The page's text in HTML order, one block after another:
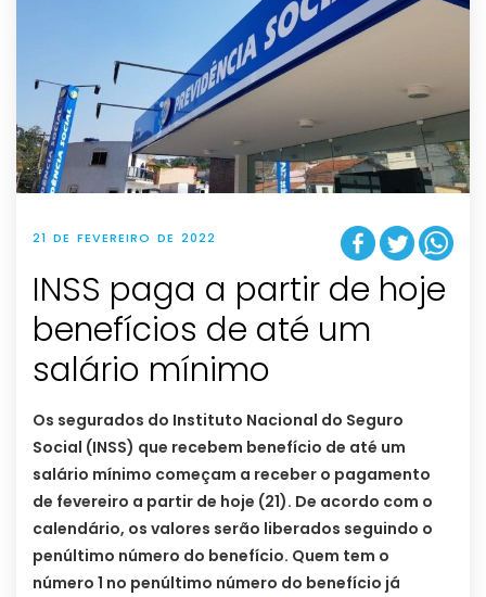
21 DE FEVEREIRO DE 2022
INSS paga a partir de hoje
benefícios de até um
salário mínimo
Os segurados do Instituto Nacional do Seguro
Social (INSS) que recebem benefício de até um
salário mínimo começam a receber o pagamento
de fevereiro a partir de hoje (21). De acordo com o
calendário, os valores serão liberados seguindo o
penúltimo número do benefício. Quem tem o
número 1 no penúltimo número do benefício já